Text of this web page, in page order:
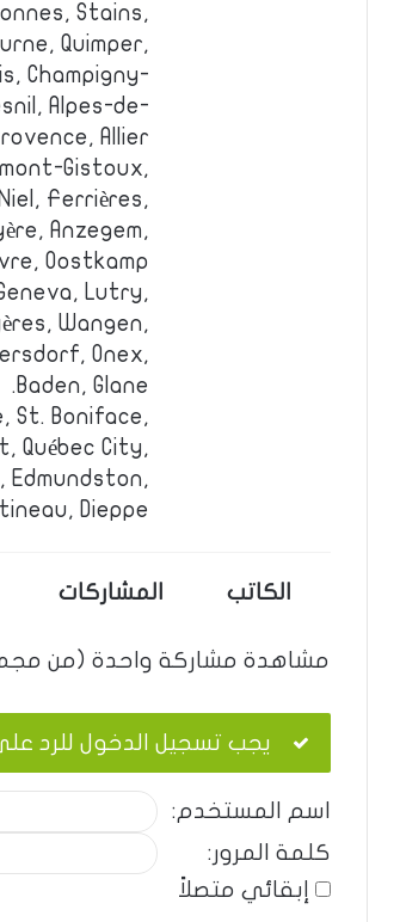
Stains,
Quimper,
Champigny-
Alpes-de-
Allier.
Gistoux,
Ferrières,
Anzegem,
Oostkamp.
Lutry,
Wangen,
Onex,
Baden, Glane.
St. Boniface,
Québec City,
Edmundston,
Dieppe.
الكاتب المشاركات
مشاهدة مشاركة واحدة (من
يجب تسجيل الدخول للرد
اسم المستخدم:
كلمة المرور:
إبقائي متصلاً